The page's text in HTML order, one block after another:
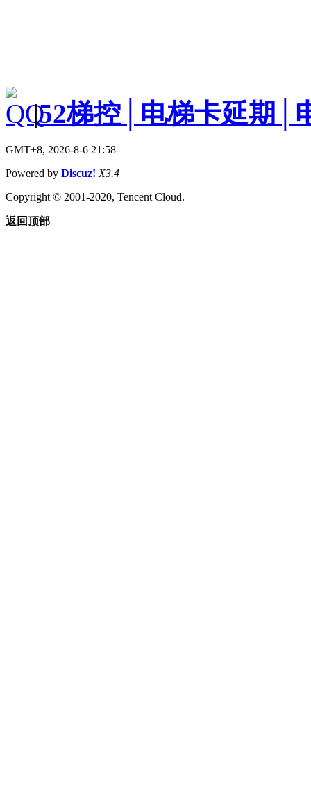
|52梯控│电梯卡延期│
GMT+8, 2026-8-6 21:58
Powered by Discuz! X3.4
Copyright © 2001-2020, Tencent Cloud.
返回顶部